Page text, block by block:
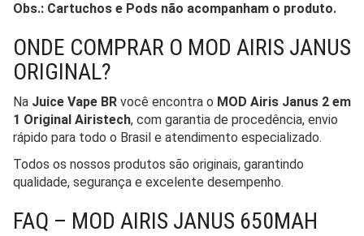
Obs.: Cartuchos e Pods não acompanham o produto.
ONDE COMPRAR O MOD AIRIS JANUS
ORIGINAL?
Na Juice Vape BR você encontra o MOD Airis Janus 2 em
1 Original Airistech, com garantia de procedência, envio
rápido para todo o Brasil e atendimento especializado.
Todos os nossos produtos são originais, garantindo
qualidade, segurança e excelente desempenho.
FAQ – MOD AIRIS JANUS 650MAH